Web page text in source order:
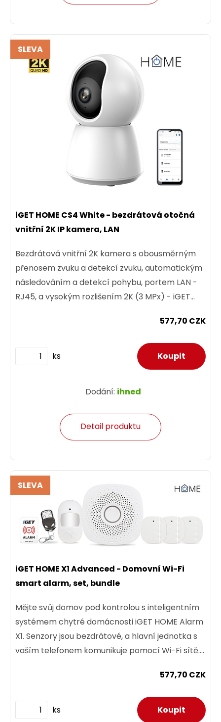
SLEVA
iGET HOME CS4 White - bezdrátová otočná
vnitřní 2K IP kamera, LAN
Bezdrátová vnitřní 2K kamera s obousměrným
přenosem zvuku a detekcí zvuku, automatickým
následováním a detekcí pohybu, portem LAN -
RJ45, a vysokým rozlišením 2K (3 MPx) - iGET
577,70 CZK
ks
Dodání: ihned
Detail produktu
SLEVA
iGET HOME X1 Advanced - Domovní Wi-Fi
smart alarm, set, bundle
Mějte svůj domov pod kontrolou s inteligentním
systémem chytré domácnosti iGET HOME Alarm
X1. Senzory jsou bezdrátové, a hlavní jednotka s
vaším telefonem komunikuje pomocí Wi-Fi sítě.
577,70 CZK
ks